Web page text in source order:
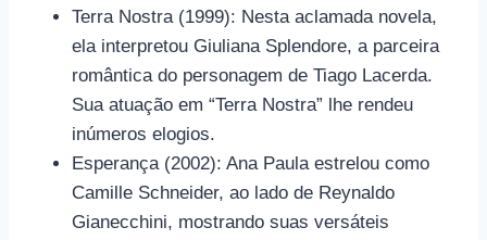
Terra Nostra (1999): Nesta aclamada novela,
ela interpretou Giuliana Splendore, a parceira
romântica do personagem de Tiago Lacerda.
Sua atuação em “Terra Nostra” lhe rendeu
inúmeros elogios.
Esperança (2002): Ana Paula estrelou como
Camille Schneider, ao lado de Reynaldo
Gianecchini, mostrando suas versáteis